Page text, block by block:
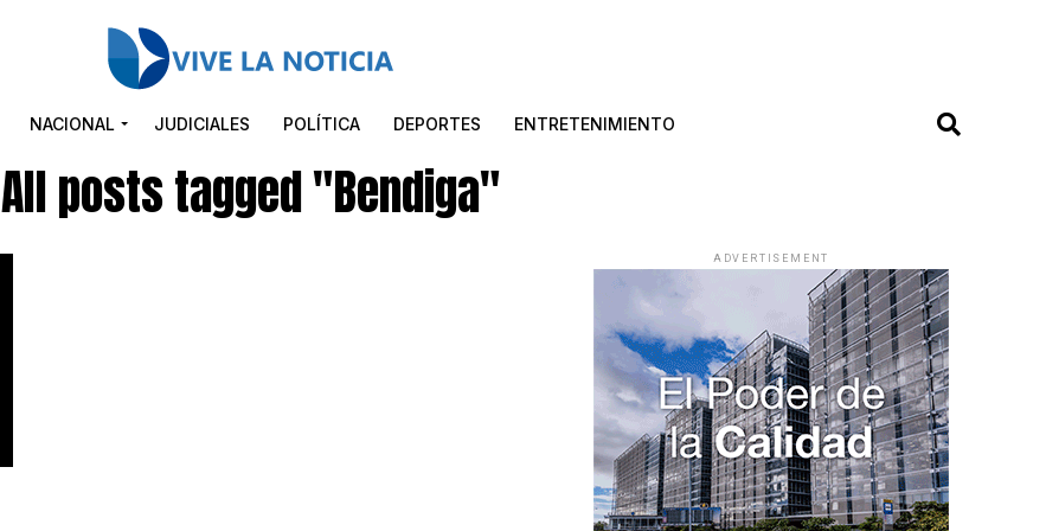
NACIONAL JUDICIALES POLÍTICA DEPORTES ENTRETENIMIENTO
All posts tagged "Bendiga"
ADVERTISEMENT